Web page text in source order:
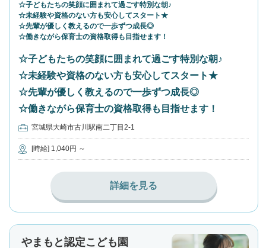
☆子どもたちの笑顔に囲まれて過ごす特別な朝♪
☆未経験や資格のない方も安心してスタート★
☆先輩が優しく教えるので一歩ずつ成長◎
☆働きながら保育士の資格取得も目指せます！
☆子どもたちの笑顔に囲まれて過ごす特別な朝♪
☆未経験や資格のない方も安心してスタート★
☆先輩が優しく教えるので一歩ずつ成長◎
☆働きながら保育士の資格取得も目指せます！
宮城県大崎市古川駅南二丁目2-1
[時給] 1,040円 ～
詳細を見る
やまもと認定こども園